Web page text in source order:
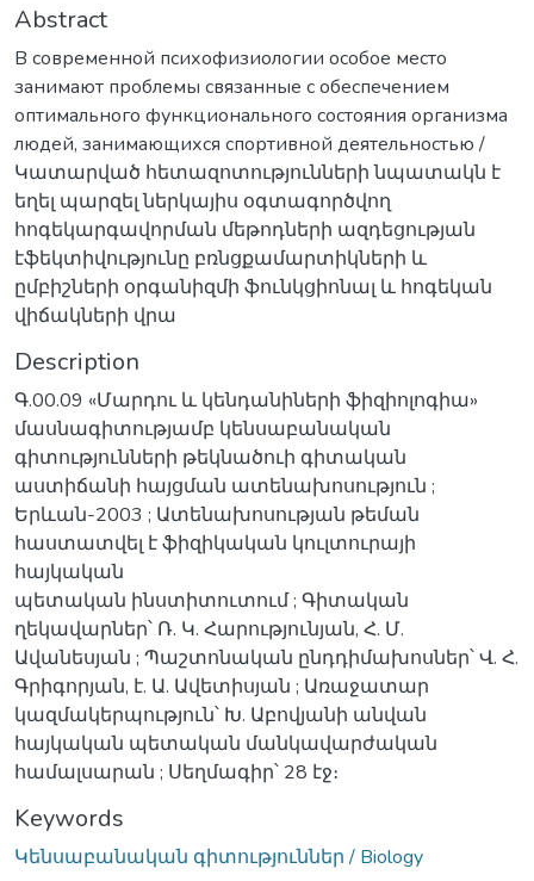
Abstract
В современной психофизиологии особое место
занимают проблемы связанные с обеспечением
оптимального функционального состояния организма
людей, занимающихся спортивной деятельностью /
Կատարված հետազոտությունների նպատակն է
եղել պարզել ներկայիս օգտագործվող
հոգեկարգավորման մեթոդների ազդեցության
էֆեկտիվությունը բռնցքամարտիկների և
ըմբիշների օրգանիզմի ֆունկցիոնալ և հոգեկան
վիճակների վրա
Description
Գ.00.09 «Մարդու և կենդանիների ֆիզիոլոգիա»
մասնագիտությամբ կենսաբանական
գիտությունների թեկնածուի գիտական
աստիճանի հայցման ատենախոսություն ;
Երևան-2003 ; Ատենախոսության թեման
հաստատվել է ֆիզիկական կուլտուրայի
հայկական
պետական ինստիտուտում ; Գիտական
ղեկավարներ՝ Ռ. Կ. Հարությունյան, Հ. Մ.
Ավանեսյան ; Պաշտոնական ընդդիմախոսներ՝ Վ. Հ.
Գրիգորյան, է. Ա. Ավետիսյան ; Առաջատար
կազմակերպություն՝ Խ. Աբովյանի անվան
հայկական պետական մանկավարժական
համալսարան ; Սեղմագիր՝ 28 էջ։
Keywords
Կենսաբանական գիտություններ / Biology